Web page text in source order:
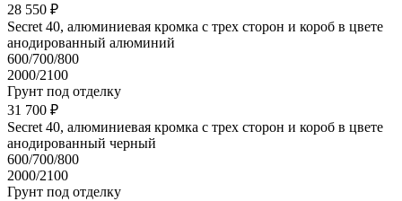
28 550 ₽
Secret 40, алюминиевая кромка с трех сторон и короб в цвете
анодированный алюминий
600/700/800
2000/2100
Грунт под отделку
31 700 ₽
Secret 40, алюминиевая кромка с трех сторон и короб в цвете
анодированный черный
600/700/800
2000/2100
Грунт под отделку